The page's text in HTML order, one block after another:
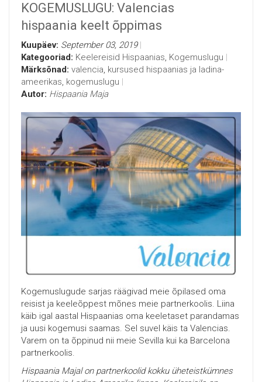
KOGEMUSLUGU: Valencias
hispaania keelt õppimas
Kuupäev: September 03, 2019
Kategooriad: Keelereisid Hispaanias, Kogemuslugu
Märksõnad: valencia, kursused hispaanias ja ladina-
ameerikas, kogemuslugu
Autor: Hispaania Maja
Kogemuslugude sarjas räägivad meie õpilased oma
reisist ja keeleõppest mõnes meie partnerkoolis. Liina
käib igal aastal Hispaanias oma keeletaset parandamas
ja uusi kogemusi saamas. Sel suvel käis ta Valencias.
Varem on ta õppinud nii meie Sevilla kui ka Barcelona
partnerkoolis.
Hispaania Majal on partnerkoolid kokku üheteistkümnes